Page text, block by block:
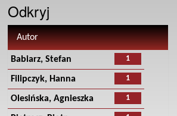
Odkryj
Autor
1
Babiarz, Stefan
1
Filipczyk, Hanna
1
Olesińska, Agnieszka